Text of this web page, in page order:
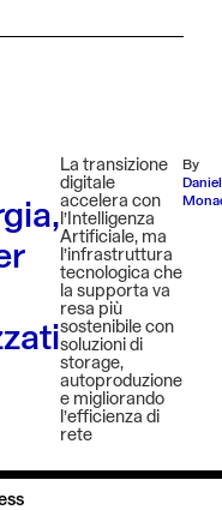
La transizione
digitale
accelera con
l’Intelligenza
Artificiale, ma
l’infrastruttura
tecnologica che
la supporta va
resa più
sostenibile con
soluzioni di
storage,
autoproduzione
e migliorando
l’efficienza di
rete
By